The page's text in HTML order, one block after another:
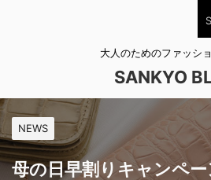
大人のためのファッシ
SANKYO
NEWS
母の日早割りキャンペ